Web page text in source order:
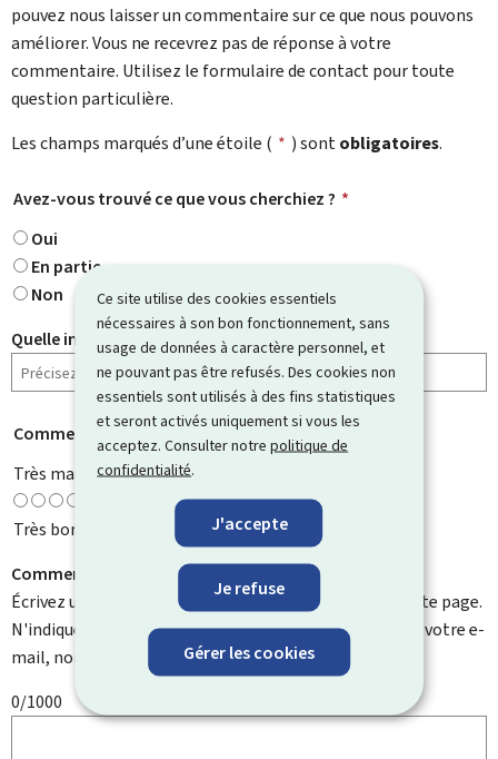
Ce site utilise des cookies essentiels
nécessaires à son bon fonctionnement, sans
usage de données à caractère personnel, et
ne pouvant pas être refusés. Des cookies non
essentiels sont utilisés à des fins statistiques
et seront activés uniquement si vous les
acceptez. Consulter notrepolitique de
confidentialité.
J'accepte
Je refuse
Gérer les cookies
pouvez nous laisser un commentaire sur ce que nous pouvons
améliorer. Vous ne recevrez pas de réponse à votre
commentaire. Utilisez le formulaire de contact pour toute
question particulière.
Les champs marqués d’une étoile ( * ) sontobligatoires.
Avez-vous trouvé ce que vous cherchiez ? *
Oui
En partie
Non
Quelle information cherchiez-vous ?
Comment évaluez-vous cette page ? *
Très mauvaise
Très bonne
Comment pouvons-nous l'améliorer ?
Écrivez un commentaire et aidez-nous à améliorer cette page.
N'indiquez pas d'informations personnelles telles que votre e-
mail, nom, numéro de téléphone, etc.
0/1000